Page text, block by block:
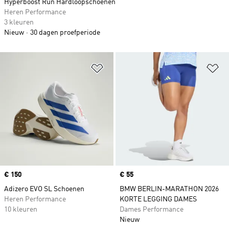
Op verlanglijst zetten
Price
€ 150
Adizero EVO SL Schoenen
Heren Performance
10 kleuren
Price
€ 55
BMW BERLIN-MARATHON 2026
KORTE LEGGING DAMES
Dames Performance
Nieuw
Hyperboost Run Hardloopschoenen
Heren Performance
3 kleuren
Nieuw
30 dagen proefperiode